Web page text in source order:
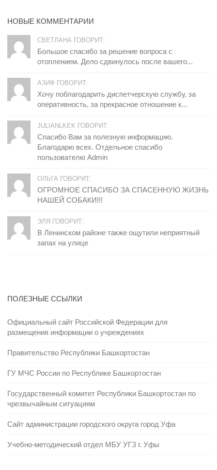
НОВЫЕ КОММЕНТАРИИ
СВЕТЛАНА ГОВОРИТ:
Большое спасибо за решение вопроса с
отоплением. Дело сдвинулось после вашего...
АЗИФ ГОВОРИТ:
Хочу поблагодарить диспетчерскую службу, за
оперативность, за прекрасное отношение к...
JULIANLKEK ГОВОРИТ:
Спасибо Вам за полезную информацию.
Благодарю всех. Отдельное спасибо
пользователю Admin
ОЛЬГА ГОВОРИТ:
ОГРОМНОЕ СПАСИБО ЗА СПАСЕННУЮ ЖИЗНЬ
НАШЕЙ СОБАКИ!!!
ЭЛЯ ГОВОРИТ:
В Ленинском районе также ощутили неприятный
запах на улице
ПОЛЕЗНЫЕ ССЫЛКИ
Официальный сайт Российской Федерации для
размещения информации о учреждениях
Правительство Республики Башкортостан
ГУ МЧС России по Республике Башкортостан
Государственный комитет Республики Башкортостан по
чрезвычайным ситуациям
Сайт администрации городского округа город Уфа
Учебно-методический отдел МБУ УГЗ г. Уфы